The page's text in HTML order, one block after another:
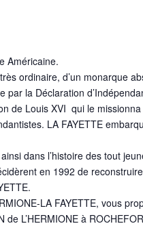
Américaine.
ordinaire, d’un monarque
la Déclaration
de Louis XVI qui le
LA FAYETTE
dans l’histoire des tout
en 1992 de
LA FAYETTE, vous
de L’HERMIONE à